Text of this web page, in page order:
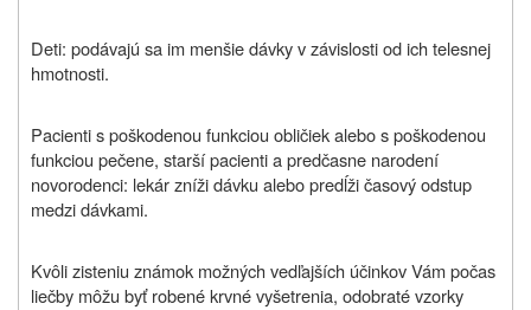
Deti: podávajú sa im menšie dávky v závislosti od ich telesnej
hmotnosti.
Pacienti s poškodenou funkciou obličiek alebo s poškodenou
funkciou pečene, starší pacienti a predčasne narodení
novorodenci: lekár zníži dávku alebo predĺži časový odstup
medzi dávkami.
Kvôli zisteniu známok možných vedľajších účinkov Vám počas
liečby môžu byť robené krvné vyšetrenia, odobraté vzorky